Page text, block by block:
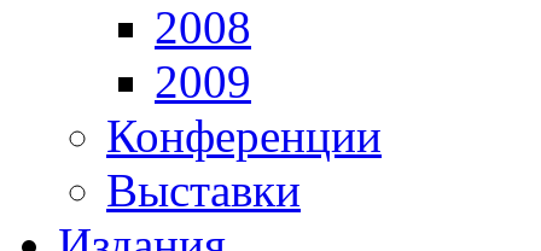
2008
2009
Конференции
Выставки